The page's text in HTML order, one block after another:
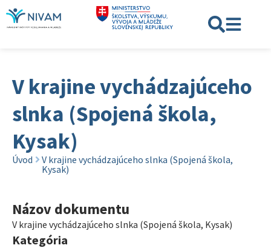
V krajine vychádzajúceho
slnka (Spojená škola,
Kysak)
Úvod
V krajine vychádzajúceho slnka (Spojená škola,
Kysak)
Názov dokumentu
V krajine vychádzajúceho slnka (Spojená škola, Kysak)
Kategória